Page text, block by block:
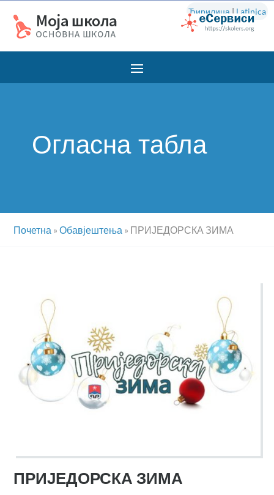
Ћирилица | Latinica
Огласна табла
Почетна »Обавјештења » ПРИЈЕДОРСКА ЗИМА
ПРИЈЕДОРСКА ЗИМА